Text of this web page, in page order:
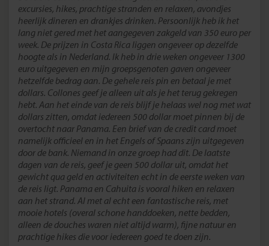
excursies, hikes, prachtige stranden en relaxen, avondjes
heerlijk dineren en drankjes drinken. Persoonlijk heb ik het
lang niet gered met het aangegeven zakgeld van 350 euro per
week. De prijzen in Costa Rica liggen ongeveer op dezelfde
hoogte als in Nederland. Ik heb in drie weken ongeveer 1300
euro uitgegeven en mijn groepsgenoten gaven ongeveer
hetzelfde bedrag aan. De gehele reis pin en betaal je met
dollars. Collones geef je alleen uit als je het terug gekregen
hebt. Aan het einde van de reis blijf je helaas wel nog met wat
dollars zitten, omdat iedereen 500 dollar moet pinnen bij de
overtocht naar Panama. Een brief van de credit card moet
namelijk officieel en in het Engels of Spaans zijn uitgegeven
door de bank. Niemand in onze groep had dit. De laatste
dagen van de reis, geef je geen 500 dollar uit, omdat het
gewicht qua geld en activiteiten echt in de eerste weken van
de reis ligt. Panama en Cahuita is vooral hiken en relaxen
aan het strand. Al met al echt een fantastische reis, met
mooie hotels (overal schone handdoeken, nette bedden,
alleen de douches waren niet altijd warm), fijne natuur en
prachtige hikes die voor iedereen goed te doen zijn.